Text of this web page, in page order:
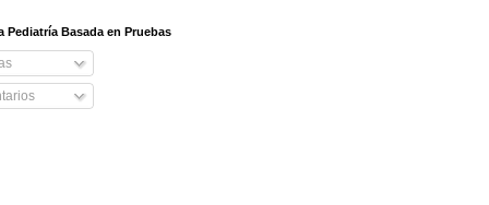
Pediatría Basada en Pruebas